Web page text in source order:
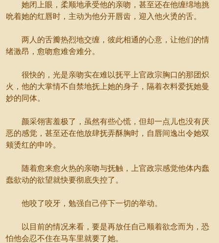
她闭上眼，柔顺地承受他的亲吻，甚至还在他缠绵地挑
吮着她的红唇时，主动为他分开唇齿，迎入他火烫的舌。
两人的舌瓣热烈地交缠，彼此相通的心意，让他们的情
绪激昂，愈吻愈难舍难分。
很快的，光是亲吻实在难以抚平上官政宗胸口的那团炽
火，他的大掌情不自禁地抚上她的身子，隔着衣料爱抚她曼
妙的同体。
颜采翎害羞极了，虽然有些心慌，但却一点儿也没有厌
恶的感觉，甚至还在他放肆抚弄酥胸时，自唇间逸出令她双
颊烫红的申吟。
随着愈来愈火热的亲吻与抚触，上官政宗感觉他体内蠢
蠢欲动的欲望就快要彻底失控了。
他咬了咬牙，勉强自己停下一切的举动。
以目前的情况来看，要是再放任自己顺着欲念而为，恐
怕他会忍不住在马车里就要了她。